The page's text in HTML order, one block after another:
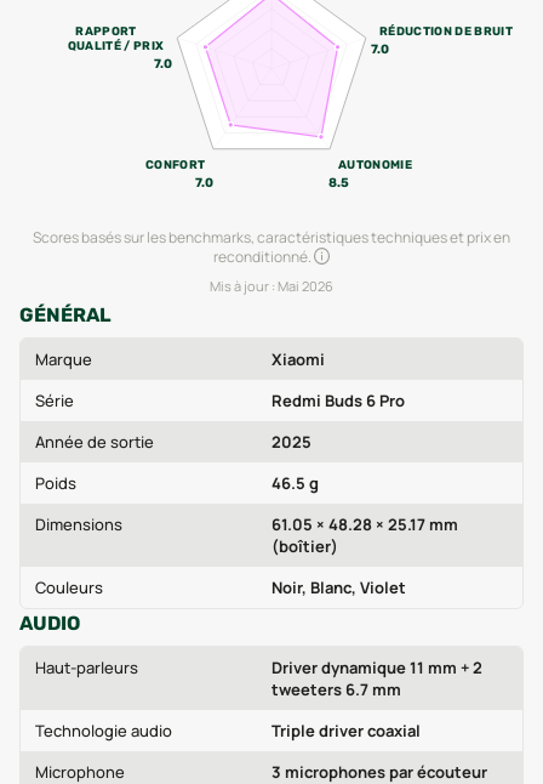
RÉDUCTION DE BRUIT
7.0
AUTONOMIE
8.5
CONFORT
7.0
RAPPORT
QUALITÉ / PRIX
7.0
Scores basés sur les benchmarks, caractéristiques techniques et prix en
reconditionné.
Mis à jour : Mai 2026
GÉNÉRAL
Marque
Xiaomi
Série
Redmi Buds 6 Pro
Année de sortie
2025
Poids
46.5 g
Dimensions
61.05 × 48.28 × 25.17 mm
(boîtier)
Couleurs
Noir, Blanc, Violet
AUDIO
Haut-parleurs
Driver dynamique 11 mm + 2
tweeters 6.7 mm
Technologie audio
Triple driver coaxial
Microphone
3 microphones par écouteur